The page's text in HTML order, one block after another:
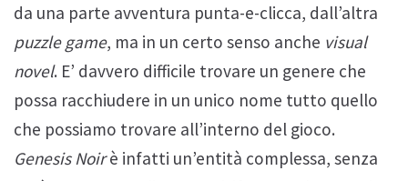
da una parte avventura punta-e-clicca, dall’altra
puzzle game, ma in un certo senso anche visual
novel. E’ davvero difficile trovare un genere che
possa racchiudere in un unico nome tutto quello
che possiamo trovare all’interno del gioco.
Genesis Noirè infatti un’entità complessa, senza